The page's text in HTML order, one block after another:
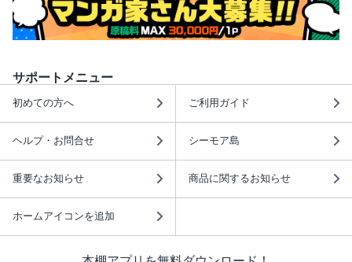
サポートメニュー
初めての方へ ご利用ガイド
ヘルプ・お問合せ シーモア島
重要なお知らせ 商品に関するお知らせ
ホームアイコンを追加